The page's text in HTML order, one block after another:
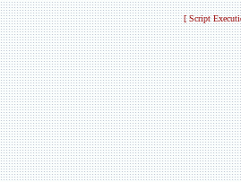
[ Script